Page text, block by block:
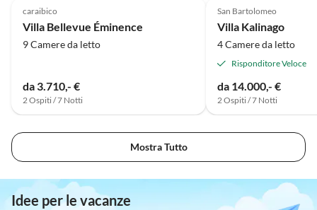
caraibico
Villa Bellevue Éminence
9 Camere da letto
da 3.710,- €
2 Ospiti / 7 Notti
San Bartolomeo
Villa Kalinago
4 Camere da letto
Risponditore Veloce
da 14.000,- €
2 Ospiti / 7 Notti
Mostra Tutto
Idee per le vacanze